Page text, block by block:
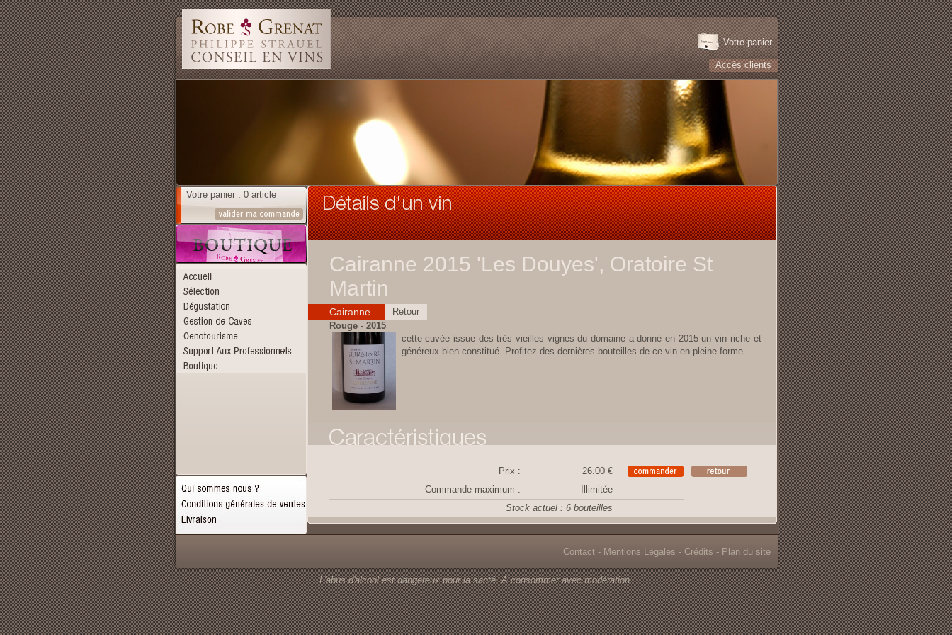
Votre panier
Accès clients
Votre panier : 0 article
Cairanne 2015 'Les Douyes', Oratoire St
Martin
Cairanne
Retour
Rouge - 2015
cette cuvée issue des très vieilles vignes du domaine a donné en 2015 un vin riche et
généreux bien constitué. Profitez des dernières bouteilles de ce vin en pleine forme
Prix :
26.00 €
Commande maximum :
Illimitée
Stock actuel : 6 bouteilles
Contact- Mentions Légales - Crédits - Plan du site
L'abus d'alcool est dangereux pour la santé. A consommer avec modération.